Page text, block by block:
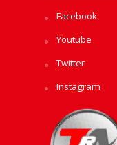
Facebook
Youtube
Twitter
Instagram